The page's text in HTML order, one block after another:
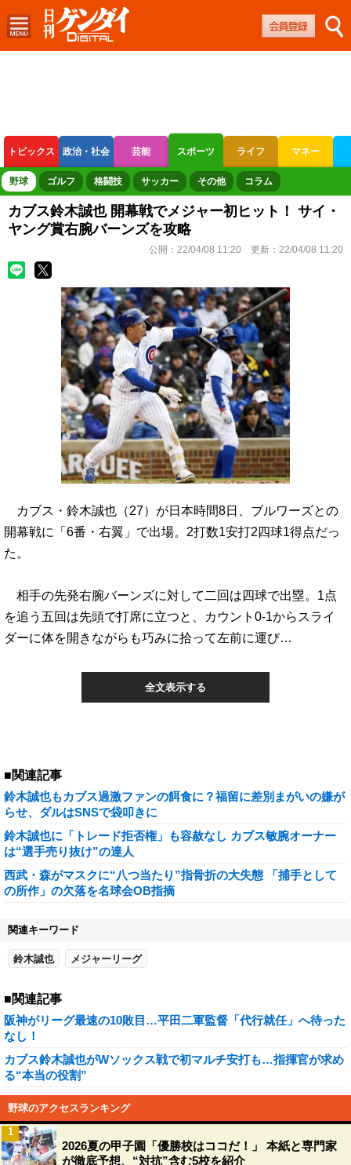
トピックス 政治・社会 芸能 スポーツ ライフ マネー
ボートレース 競輪 オートレース
野球 ゴルフ 格闘技 サッカー その他 コラム
カブス鈴木誠也 開幕戦でメジャー初ヒット！ サイ・
ヤング賞右腕バーンズを攻略
公開： 22/04/08 11:20 更新： 22/04/08 11:20
カブス・鈴木誠也（27）が日本時間8日、ブルワーズとの
開幕戦に「6番・右翼」で出場。2打数1安打2四球1得点だっ
た。
相手の先発右腕バーンズに対して二回は四球で出塁。1点
を追う五回は先頭で打席に立つと、カウント0-1からスライ
ダーに体を開きながらも巧みに拾って左前に運び…
全文表示する
■関連記事
鈴木誠也もカブス過激ファンの餌食に？福留に差別まがいの嫌が
らせ、ダルはSNSで袋叩きに
鈴木誠也に「トレード拒否権」も容赦なし カブス敏腕オーナー
は“選手売り抜け”の達人
西武・森がマスクに“八つ当たり”指骨折の大失態 「捕手として
の所作」の欠落を名球会OB指摘
関連キーワード
鈴木誠也 メジャーリーグ
■関連記事
阪神がリーグ最速の10敗目…平田二軍監督「代行就任」へ待った
なし！
カブス鈴木誠也がWソックス戦で初マルチ安打も…指揮官が求め
る“本当の役割”
野球のアクセスランキング
2026夏の甲子園「優勝校はココだ！」 本紙と専門家
が徹底予想、“対抗”含む5校を紹介
1